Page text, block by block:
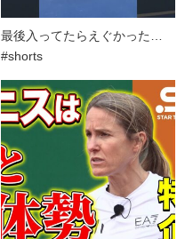
最後入ってたらえぐかった…
#shorts